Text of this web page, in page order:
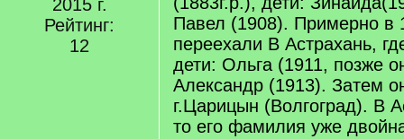
2015 г.
Рейтинг:
12
Павел (1908). Примерно в
переехали В Астрахань,
дети: Ольга (1911, позже
Александр (1913). Затем
г.Царицын (Волгоград). В
то его фамилия уже